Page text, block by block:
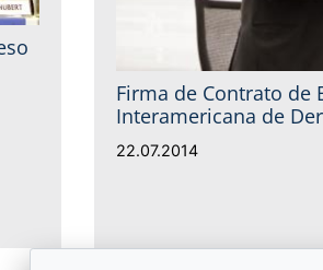
Firma de Contrato de
Interamericana de
22.07.2014